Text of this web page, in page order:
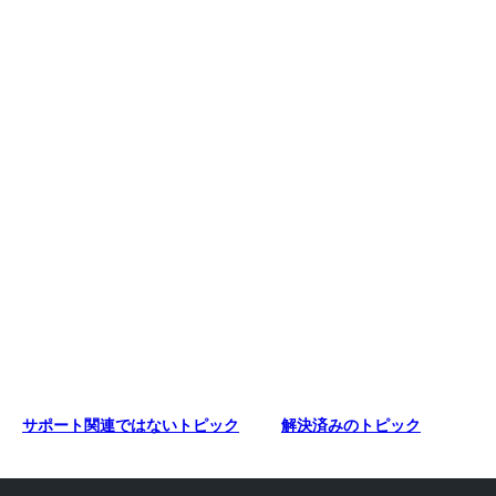
サポート関連ではないトピック 解決済みのトピック